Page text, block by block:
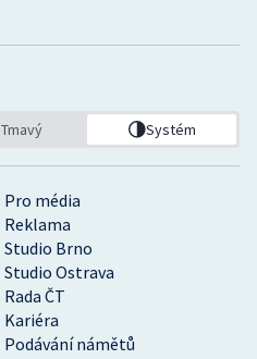
Pro média
Reklama
Studio Brno
Studio Ostrava
Rada ČT
Kariéra
Podávání námětů
Tmavý Systém